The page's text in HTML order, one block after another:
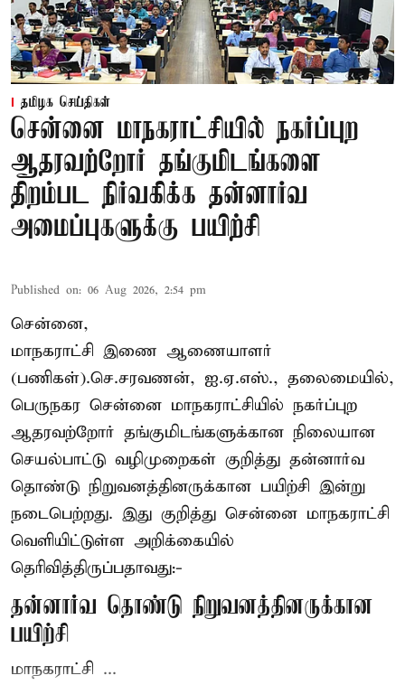
தமிழக செய்திகள்
சென்னை மாநகராட்சியில் நகர்ப்புற
ஆதரவற்றோர் தங்குமிடங்களை
திறம்பட நிர்வகிக்க தன்னார்வ
அமைப்புகளுக்கு பயிற்சி
Published on: 06 Aug 2026, 2:54 pm
சென்னை,
மாநகராட்சி இணை ஆணையாளர்
(பணிகள்).செ.சரவணன், ஐ.ஏ.எஸ்., தலைமையில்,
பெருநகர சென்னை மாநகராட்சியில் நகர்ப்புற
ஆதரவற்றோர் தங்குமிடங்களுக்கான நிலையான
செயல்பாட்டு வழிமுறைகள் குறித்து தன்னார்வ
தொண்டு நிறுவனத்தினருக்கான பயிற்சி இன்று
நடைபெற்றது. இது குறித்து சென்னை மாநகராட்சி
வெளியிட்டுள்ள அறிக்கையில்
தெரிவித்திருப்பதாவது:-
தன்னார்வ தொண்டு நிறுவனத்தினருக்கான
பயிற்சி
மாநகராட்சி ...